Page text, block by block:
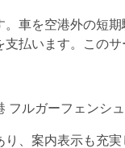
車を空港外の短
払います。このサ
フルガーフェンシ
、案内表示も充実